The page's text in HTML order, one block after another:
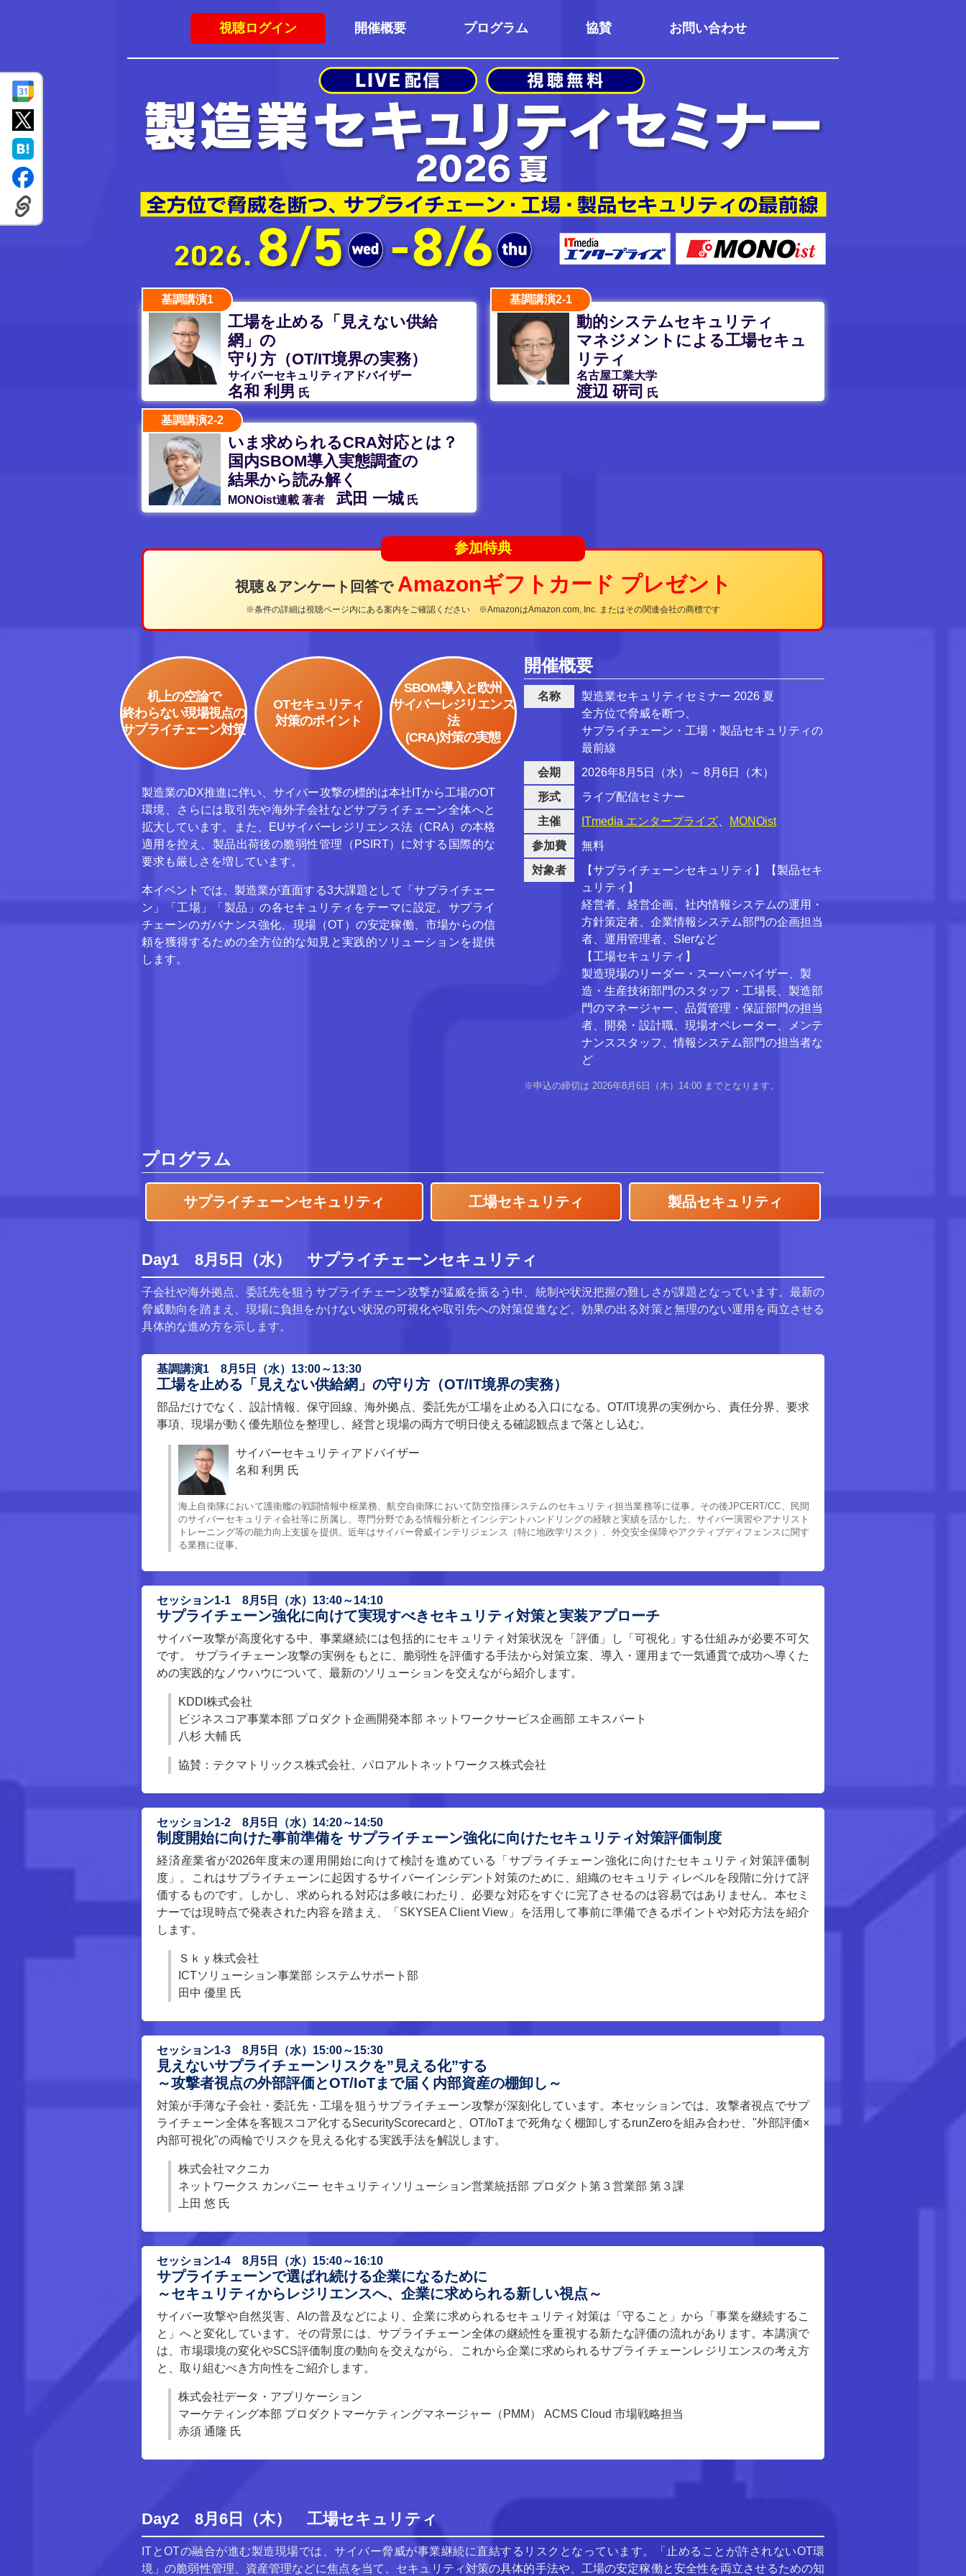
基調講演1
工場を止める「見えない供給
網」の
守り方（OT/IT境界の実務）
サイバーセキュリティアドバイザー
名和 利男 氏
基調講演2-1
動的システムセキュリティ
マネジメントによる工場セキュ
リティ
名古屋工業大学
渡辺 研司 氏
基調講演2-2
いま求められるCRA対応とは？
国内SBOM導入実態調査の
結果から読み解く
MONOist連載 著者 武田 一城 氏
参加特典
視聴＆アンケート回答で Amazonギフトカード プレゼント
※条件の詳細は視聴ページ内にある案内をご確認ください ※AmazonはAmazon.com, Inc. またはその関連会社の商標です
机上の空論で
終わらない現場視点の
サプライチェーン対策
OTセキュリティ
対策のポイント
SBOM導入と欧州
サイバーレジリエンス
法
(CRA)対策の実態
製造業のDX推進に伴い、サイバー攻撃の標的は本社ITから工場のOT
環境、さらには取引先や海外子会社などサプライチェーン全体へと
拡大しています。また、EUサイバーレジリエンス法（CRA）の本格
適用を控え、製品出荷後の脆弱性管理（PSIRT）に対する国際的な
要求も厳しさを増しています。
本イベントでは、製造業が直面する3大課題として「サプライチェー
ン」「工場」「製品」の各セキュリティをテーマに設定。サプライ
チェーンのガバナンス強化、現場（OT）の安定稼働、市場からの信
頼を獲得するための全方位的な知見と実践的ソリューションを提供
します。
開催概要
名称
製造業セキュリティセミナー 2026 夏
全方位で脅威を断つ、
サプライチェーン・工場・製品セキュリティの
最前線
会期
2026年8月5日（水）～ 8月6日（木）
形式
ライブ配信セミナー
主催
ITmedia エンタープライズ
MONOist
参加費
無料
対象者
【サプライチェーンセキュリティ】【製品セキ
ュリティ】
経営者、経営企画、社内情報システムの運用・
方針策定者、企業情報システム部門の企画担当
者、運用管理者、SIerなど
【工場セキュリティ】
製造現場のリーダー・スーパーバイザー、製
造・生産技術部門のスタッフ・工場長、製造部
門のマネージャー、品質管理・保証部門の担当
者、開発・設計職、現場オペレーター、メンテ
ナンススタッフ、情報システム部門の担当者な
ど
※申込の締切は 2026年8月6日（木）14:00 までとなります。
プログラム
サプライチェーンセキュリティ 工場セキュリティ 製品セキュリティ
Day1 8月5日（水） サプライチェーンセキュリティ
子会社や海外拠点、委託先を狙うサプライチェーン攻撃が猛威を振るう中、統制や状況把握の難しさが課題となっています。最新の
脅威動向を踏まえ、現場に負担をかけない状況の可視化や取引先への対策促進など、効果の出る対策と無理のない運用を両立させる
具体的な進め方を示します。
基調講演1 8月5日（水）13:00～13:30
工場を止める「見えない供給網」の守り方（OT/IT境界の実務）
部品だけでなく、設計情報、保守回線、海外拠点、委託先が工場を止める入口になる。OT/IT境界の実例から、責任分界、要求
事項、現場が動く優先順位を整理し、経営と現場の両方で明日使える確認観点まで落とし込む。
サイバーセキュリティアドバイザー
名和 利男 氏
海上自衛隊において護衛艦の戦闘情報中枢業務、航空自衛隊において防空指揮システムのセキュリティ担当業務等に従事。その後JPCERT/CC、民間
のサイバーセキュリティ会社等に所属し、専門分野である情報分析とインシデントハンドリングの経験と実績を活かした、サイバー演習やアナリスト
トレーニング等の能力向上支援を提供。近年はサイバー脅威インテリジェンス（特に地政学リスク）、外交安全保障やアクティブディフェンスに関す
る業務に従事。
セッション1-1 8月5日（水）13:40～14:10
サプライチェーン強化に向けて実現すべきセキュリティ対策と実装アプローチ
サイバー攻撃が高度化する中、事業継続には包括的にセキュリティ対策状況を「評価」し「可視化」する仕組みが必要不可欠
です。 サプライチェーン攻撃の実例をもとに、脆弱性を評価する手法から対策立案、導入・運用まで一気通貫で成功へ導くた
めの実践的なノウハウについて、最新のソリューションを交えながら紹介します。
KDDI株式会社
ビジネスコア事業本部 プロダクト企画開発本部 ネットワークサービス企画部 エキスパート
八杉 大輔 氏
協賛：テクマトリックス株式会社、パロアルトネットワークス株式会社
セッション1-2 8月5日（水）14:20～14:50
制度開始に向けた事前準備を サプライチェーン強化に向けたセキュリティ対策評価制度
経済産業省が2026年度末の運用開始に向けて検討を進めている「サプライチェーン強化に向けたセキュリティ対策評価制
度」。これはサプライチェーンに起因するサイバーインシデント対策のために、組織のセキュリティレベルを段階に分けて評
価するものです。しかし、求められる対応は多岐にわたり、必要な対応をすぐに完了させるのは容易ではありません。本セミ
ナーでは現時点で発表された内容を踏まえ、「SKYSEA Client View」を活用して事前に準備できるポイントや対応方法を紹介
します。
Ｓｋｙ株式会社
ICTソリューション事業部 システムサポート部
田中 優里 氏
セッション1-3 8月5日（水）15:00～15:30
見えないサプライチェーンリスクを”見える化”する
～攻撃者視点の外部評価とOT/IoTまで届く内部資産の棚卸し～
対策が手薄な子会社・委託先・工場を狙うサプライチェーン攻撃が深刻化しています。本セッションでは、攻撃者視点でサプ
ライチェーン全体を客観スコア化するSecurityScorecardと、OT/IoTまで死角なく棚卸しするrunZeroを組み合わせ、"外部評価×
内部可視化"の両輪でリスクを見える化する実践手法を解説します。
株式会社マクニカ
ネットワークス カンパニー セキュリティソリューション営業統括部 プロダクト第３営業部 第３課
上田 悠 氏
セッション1-4 8月5日（水）15:40～16:10
サプライチェーンで選ばれ続ける企業になるために
～セキュリティからレジリエンスへ、企業に求められる新しい視点～
サイバー攻撃や自然災害、AIの普及などにより、企業に求められるセキュリティ対策は「守ること」から「事業を継続するこ
と」へと変化しています。その背景には、サプライチェーン全体の継続性を重視する新たな評価の流れがあります。本講演で
は、市場環境の変化やSCS評価制度の動向を交えながら、これから企業に求められるサプライチェーンレジリエンスの考え方
と、取り組むべき方向性をご紹介します。
株式会社データ・アプリケーション
マーケティング本部 プロダクトマーケティングマネージャー（PMM） ACMS Cloud 市場戦略担当
赤須 通隆 氏
Day2 8月6日（木） 工場セキュリティ
ITとOTの融合が進む製造現場では、サイバー脅威が事業継続に直結するリスクとなっています。「止めることが許されないOT環
境」の脆弱性管理、資産管理などに焦点を当て、セキュリティ対策の具体的手法や、工場の安定稼働と安全性を両立させるための知
視聴ログイン 開催概要 プログラム 協賛 お問い合わせ